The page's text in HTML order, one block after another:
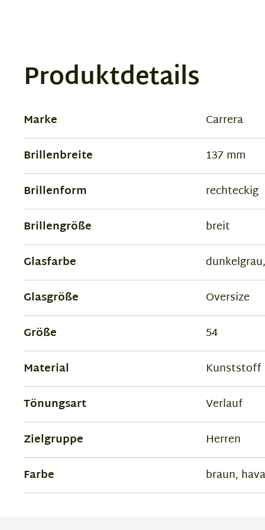
Produktdetails
Marke
Carrera
Brillenbreite
137 mm
Brillenform
rechteckig
Brillengröße
breit
Glasfarbe
Glasgröße
Oversize
Größe
54
Material
Kunststoff
Tönungsart
Verlauf
Zielgruppe
Herren
Farbe
braun,